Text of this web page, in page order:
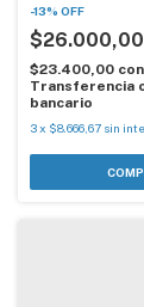
-13% OFF
$26.000,00
$23.400,00 con
Transferencia
bancario
3x $8.666,67 sin